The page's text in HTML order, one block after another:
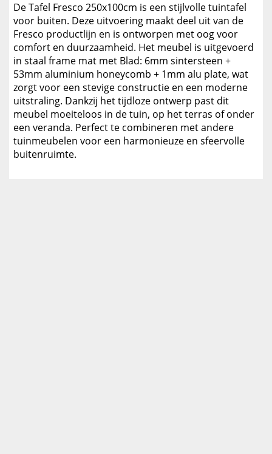
De Tafel Fresco 250x100cm is een stijlvolle tuintafel
voor buiten. Deze uitvoering maakt deel uit van de
Fresco productlijn en is ontworpen met oog voor
comfort en duurzaamheid. Het meubel is uitgevoerd
in staal frame mat met Blad: 6mm sintersteen +
53mm aluminium honeycomb + 1mm alu plate, wat
zorgt voor een stevige constructie en een moderne
uitstraling. Dankzij het tijdloze ontwerp past dit
meubel moeiteloos in de tuin, op het terras of onder
een veranda. Perfect te combineren met andere
tuinmeubelen voor een harmonieuze en sfeervolle
buitenruimte.